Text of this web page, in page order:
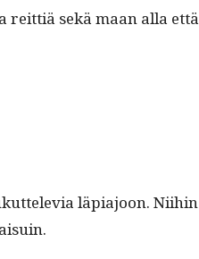
reit­tiä sekä maan alla
läpi­a­joon.